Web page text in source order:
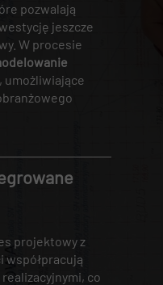
pozwalają
jeszcze
W procesie
, umożliwiające
projektowy z
współpracują
co